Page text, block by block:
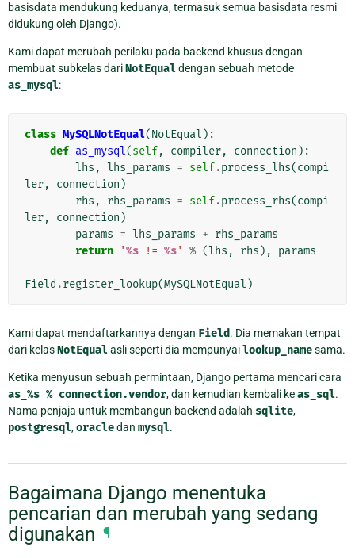
basisdata mendukung keduanya, termasuk semua basisdata resmi
didukung oleh Django).
Kami dapat merubah perilaku pada backend khusus dengan
membuat subkelas dariNotEqualdengan sebuah metode
as_mysql:
class MySQLNotEqual(NotEqual ):
def as_mysql(self, compiler, connection ):
lhs , lhs_params = self.process_lhs(compi
ler, connection )
rhs , rhs_params = self.process_rhs(compi
ler, connection )
params = lhs_params + rhs_params
return
'%s != %s' % (lhs , rhs ), params
Field .register_lookup(MySQLNotEqual )
Kami dapat mendaftarkannya dengan Field. Dia memakan tempat
dari kelasNotEqualasli seperti dia mempunyailookup_namesama.
Ketika menyusun sebuah permintaan, Django pertama mencari cara
as_%s % connection.vendor, dan kemudian kembali keas_sql.
Nama penjaja untuk membangun backend adalah sqlite,
postgresql,oracledan mysql.
Bagaimana Django menentuka
pencarian dan merubah yang sedang
digunakan ¶